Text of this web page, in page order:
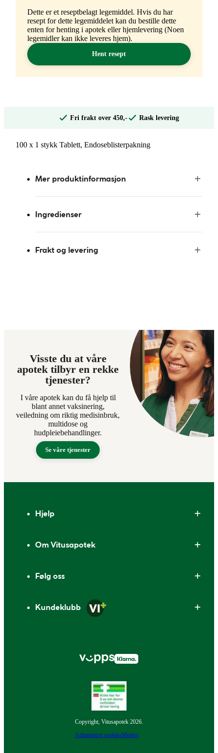
Dette er et reseptbelagt legemiddel. Hvis du har
resept for dette legemiddelet kan du bestille dette
enten for henting i apotek eller hjemlevering (Noen
legemidler kan ikke leveres hjem).
Hent resept
Fri frakt over 450,- Rask levering
100 x 1 stykk Tablett, Endoseblisterpakning
Mer produktinformasjon
Ingredienser
Frakt og levering
Visste du at våre
apotek tilbyr en rekke
tjenester?
I våre apotek kan du få hjelp til
blant annet vaksinering,
veiledning om riktig medisinbruk,
multidose og
hudpleiebehandlinger.
Se våre tjenester
Hjelp
Om Vitusapotek
Følg oss
Kundeklubb
Copyright, Vitusapotek 2026.
Administrer cookiesMerker